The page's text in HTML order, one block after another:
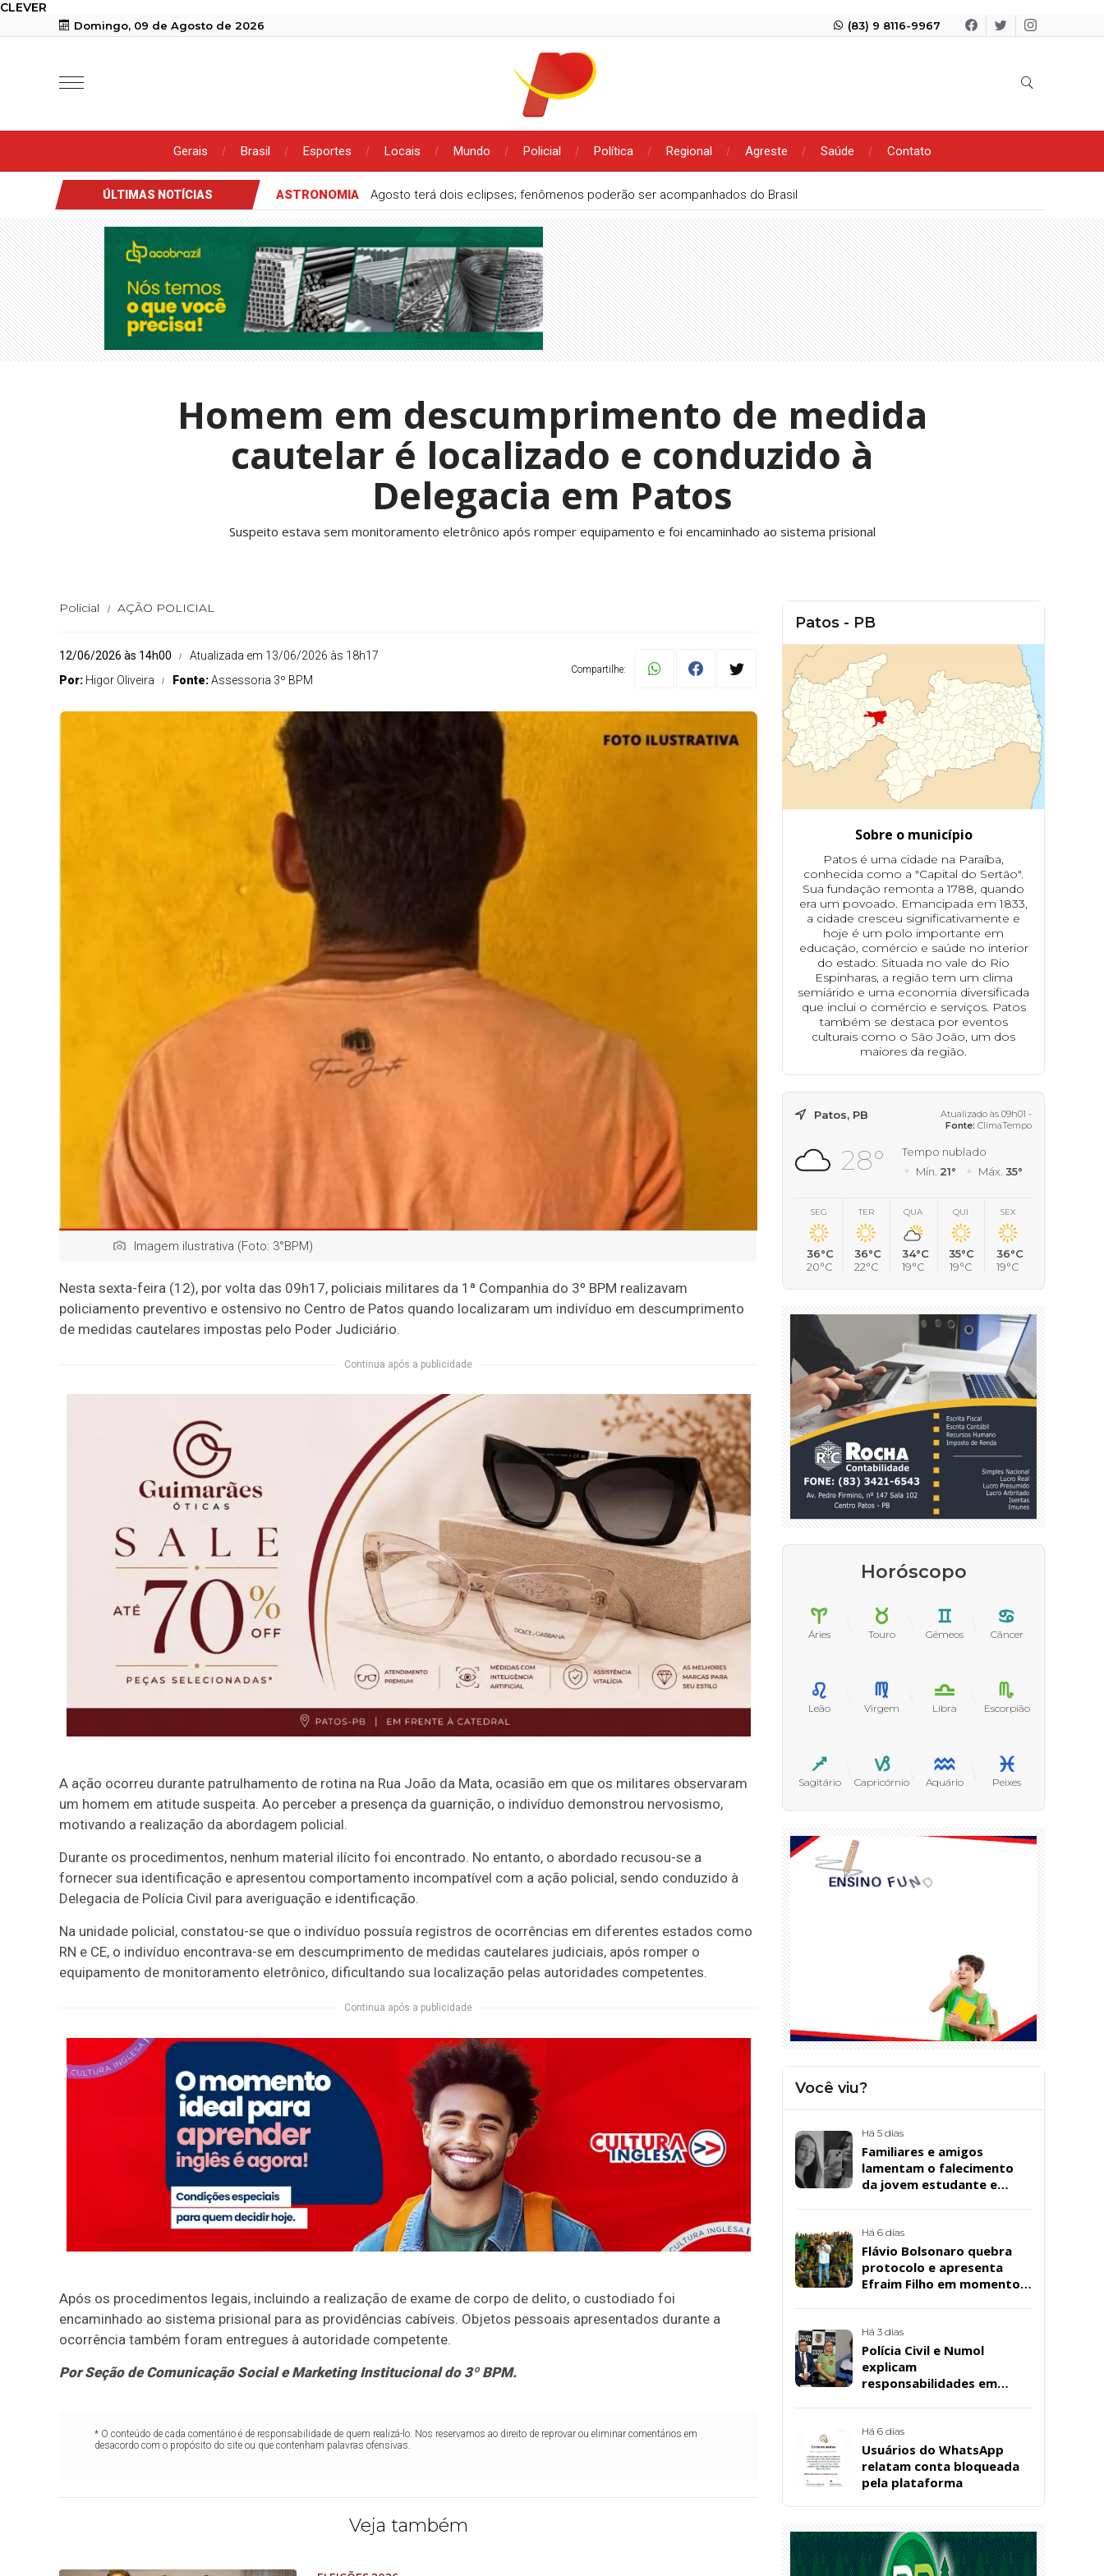
CLEVER
Domingo, 09 de Agosto de 2026 (83) 9 8116-9967
Gerais Brasil Esportes Locais Mundo Policial Política Regional Agreste Saúde Contato
ÚLTIMAS NOTÍCIAS ASTRONOMIA Agosto terá dois eclipses; fenômenos poderão ser acompanhados do Brasil
Homem em descumprimento de medida
cautelar é localizado e conduzido à
Delegacia em Patos
Suspeito estava sem monitoramento eletrônico após romper equipamento e foi encaminhado ao sistema prisional
Policial AÇÃO POLICIAL
12/06/2026 às 14h00
Atualizada em 13/06/2026 às 18h17
Por: Higor Oliveira Fonte:Assessoria 3º BPM
Compartilhe:
Imagem ilustrativa (Foto: 3°BPM)
Nesta sexta-feira (12), por volta das 09h17, policiais militares da 1ª Companhia do 3º BPM realizavam
policiamento preventivo e ostensivo no Centro de Patos quando localizaram um indivíduo em descumprimento
de medidas cautelares impostas pelo Poder Judiciário.
Continua após a publicidade
A ação ocorreu durante patrulhamento de rotina na Rua João da Mata, ocasião em que os militares observaram
um homem em atitude suspeita. Ao perceber a presença da guarnição, o indivíduo demonstrou nervosismo,
motivando a realização da abordagem policial.
Durante os procedimentos, nenhum material ilícito foi encontrado. No entanto, o abordado recusou-se a
fornecer sua identificação e apresentou comportamento incompatível com a ação policial, sendo conduzido à
Delegacia de Polícia Civil para averiguação e identificação.
Na unidade policial, constatou-se que o indivíduo possuía registros de ocorrências em diferentes estados como
RN e CE, o indivíduo encontrava-se em descumprimento de medidas cautelares judiciais, após romper o
equipamento de monitoramento eletrônico, dificultando sua localização pelas autoridades competentes.
Continua após a publicidade
Após os procedimentos legais, incluindo a realização de exame de corpo de delito, o custodiado foi
encaminhado ao sistema prisional para as providências cabíveis. Objetos pessoais apresentados durante a
ocorrência também foram entregues à autoridade competente.
Por Seção de Comunicação Social e Marketing Institucional do 3º BPM.
* O conteúdo de cada comentário é de responsabilidade de quem realizá-lo. Nos reservamos ao direito de reprovar ou eliminar comentários em
desacordo com o propósito do site ou que contenham palavras ofensivas.
Veja também
Patos - PB
Sobre o município
Patos é uma cidade na Paraíba,
conhecida como a "Capital do Sertão".
Sua fundação remonta a 1788, quando
era um povoado. Emancipada em 1833,
a cidade cresceu significativamente e
hoje é um polo importante em
educação, comércio e saúde no interior
do estado. Situada no vale do Rio
Espinharas, a região tem um clima
semiárido e uma economia diversificada
que inclui o comércio e serviços. Patos
também se destaca por eventos
culturais como o São João, um dos
maiores da região.
Patos, PB
Atualizado às 09h01 -
Fonte: ClimaTempo
28°
Tempo nublado
Mín. 21° Máx. 35°
SEG
36°C
20°C
TER
36°C
22°C
QUA
34°C
19°C
QUI
35°C
19°C
SEX
36°C
19°C
Horóscopo
Áries Touro Gêmeos Câncer
Leão Virgem Libra Escorpião
Sagitário Capricórnio Aquário Peixes
Você viu?
Há 5 dias
Familiares e amigos
lamentam o falecimento
da jovem estudante e
Santos, em Patos
Há 6 dias
Flávio Bolsonaro quebra
protocolo e apresenta
Efraim Filho em momento
Há 3 dias
Polícia Civil e Numol
explicam
responsabilidades em
encontrado em residência,
em Patos
Há 6 dias
Usuários do WhatsApp
relatam conta bloqueada
pela plataforma